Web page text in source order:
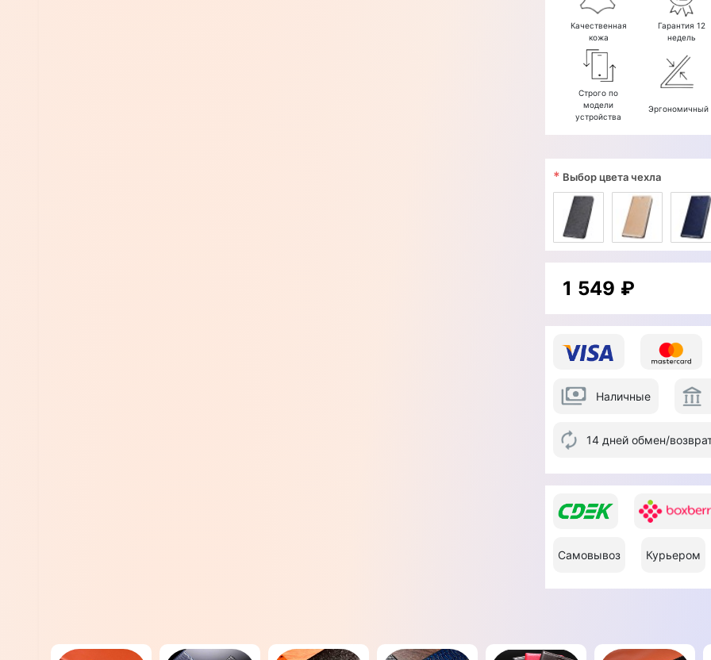
Качественная
кожа
Гарантия 12
недель
Строго по
модели
устройства
Эргономичный
Наличные
14 дней обмен/
Самовывоз Курьером
* Выбор цвета чехла
1 549 ₽